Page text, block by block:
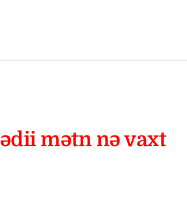
mətn nə vaxt